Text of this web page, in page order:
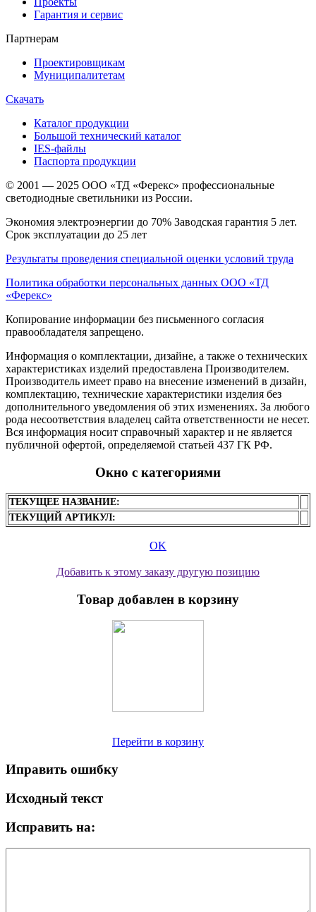
Гарантия и сервис
Партнерам
Проектировщикам
Муниципалитетам
Скачать
Каталог продукции
Большой технический каталог
IES-файлы
Паспорта продукции
© 2001 — 2025 ООО «ТД «Ферекс» профессиональные
светодиодные светильники из России.
Экономия электроэнергии до 70% Заводская гарантия 5 лет.
Срок эксплуатации до 25 лет
Результаты проведения специальной оценки условий труда
Политика обработки персональных данных ООО «ТД
«Ферекс»
Копирование информации без письменного согласия
правообладателя запрещено.
Информация о комплектации, дизайне, а также о технических
характеристиках изделий предоставлена Производителем.
Производитель имеет право на внесение изменений в дизайн,
комплектацию, технические характеристики изделия без
дополнительного уведомления об этих изменениях. За любого
рода несоответствия владелец сайта ответственности не несет.
Вся информация носит справочный характер и не является
публичной офертой, определяемой статьей 437 ГК РФ.
Окно с категориями
ТЕКУЩЕЕ НАЗВАНИЕ:
ТЕКУЩИЙ АРТИКУЛ:
OK
Добавить к этому заказу другую позицию
Товар добавлен в корзину
Перейти в корзину
Иправить ошибку
Исходный текст
Исправить на: